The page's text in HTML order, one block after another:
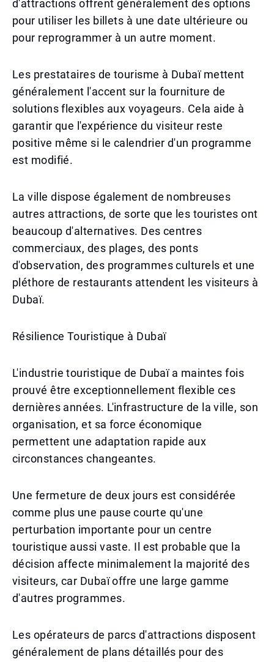
d'attractions offrent généralement des options
pour utiliser les billets à une date ultérieure ou
pour reprogrammer à un autre moment.
Les prestataires de tourisme à Dubaï mettent
généralement l'accent sur la fourniture de
solutions flexibles aux voyageurs. Cela aide à
garantir que l'expérience du visiteur reste
positive même si le calendrier d'un programme
est modifié.
La ville dispose également de nombreuses
autres attractions, de sorte que les touristes ont
beaucoup d'alternatives. Des centres
commerciaux, des plages, des ponts
d'observation, des programmes culturels et une
pléthore de restaurants attendent les visiteurs à
Dubaï.
Résilience Touristique à Dubaï
L'industrie touristique de Dubaï a maintes fois
prouvé être exceptionnellement flexible ces
dernières années. L'infrastructure de la ville, son
organisation, et sa force économique
permettent une adaptation rapide aux
circonstances changeantes.
Une fermeture de deux jours est considérée
comme plus une pause courte qu'une
perturbation importante pour un centre
touristique aussi vaste. Il est probable que la
décision affecte minimalement la majorité des
visiteurs, car Dubaï offre une large gamme
d'autres programmes.
Les opérateurs de parcs d'attractions disposent
généralement de plans détaillés pour des